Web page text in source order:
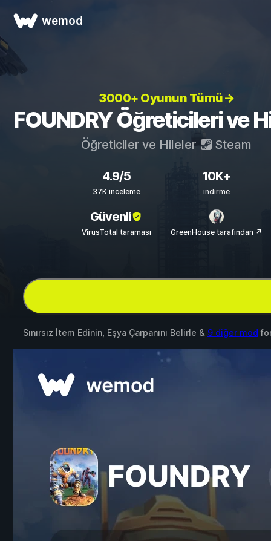
wemod
3000+ Oyunun Tümü→
FOUNDRY Öğreticileri ve
Öğreticiler ve Hileler Steam
4.9/5
37K inceleme
10K+
indirme
Güvenli
VirusTotal taraması GreenHouse tarafından ↗
Sınırsız İtem Edinin, Eşya Çarpanını Belirle & 9 diğer mod